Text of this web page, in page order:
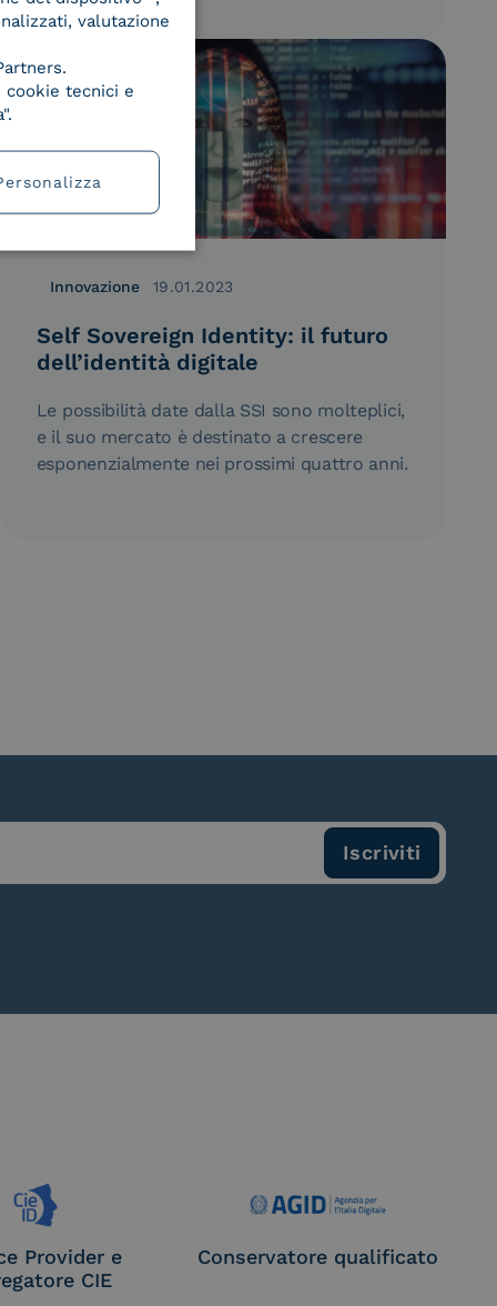
Innovazione 19.01.2023
Self Sovereign Identity: il futuro
dell’identità digitale
Le possibilità date dalla SSI sono molteplici,
e il suo mercato è destinato a crescere
esponenzialmente nei prossimi quattro anni.
Provider e
CIE
Conservatore qualificato
valutazione
cookie tecnici e